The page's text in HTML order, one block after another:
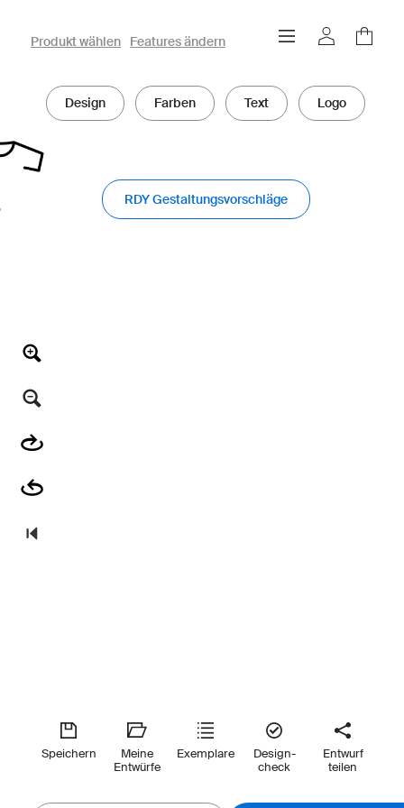
owayo 3D-Konfigurator
Produkt wählen Features ändern
Design Farben Text Logo
RDY Gestaltungsvorschläge
Speichern
Meine
Entwürfe
Exemplare
Design-
check
Entwurf
teilen